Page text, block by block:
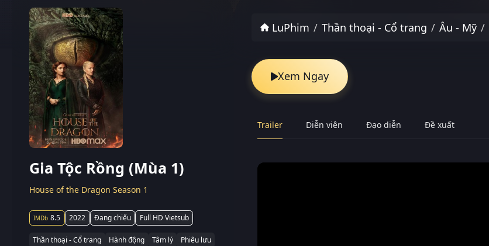
Gia Tộc Rồng (Mùa 1)
House of the Dragon Season 1
8.5 2022 Đang chiếu Full HD Vietsub
Thần thoại - Cổ trang Hành động Tâm lý
Phiêu lưu
LuPhim Thần thoại - Cổ trang Âu - Mỹ
Xem Ngay
Trailer Diễn viên Đạo diễn Đề xuất